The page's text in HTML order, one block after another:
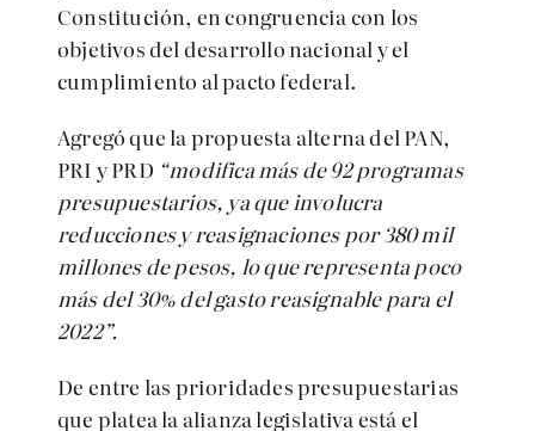
Constitución, en congruencia con los
objetivos del desarrollo nacional y el
cumplimiento al pacto federal.
Agregó que la propuesta alterna del PAN,
PRI y PRD “modifica más de 92 programas
presupuestarios, ya que involucra
reducciones y reasignaciones por 380 mil
millones de pesos, lo que representa poco
más del 30% del gasto reasignable para el
2022”.
De entre las prioridades presupuestarias
que platea la alianza legislativa está el